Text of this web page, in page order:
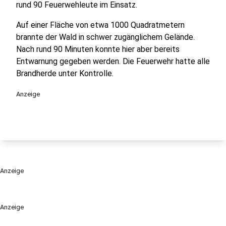
Anzeige
rund 90 Feuerwehleute im Einsatz.
Auf einer Fläche von etwa 1000 Quadratmetern
brannte der Wald in schwer zugänglichem Gelände.
Nach rund 90 Minuten konnte hier aber bereits
Entwarnung gegeben werden. Die Feuerwehr hatte alle
Brandherde unter Kontrolle.
Anzeige
Anzeige